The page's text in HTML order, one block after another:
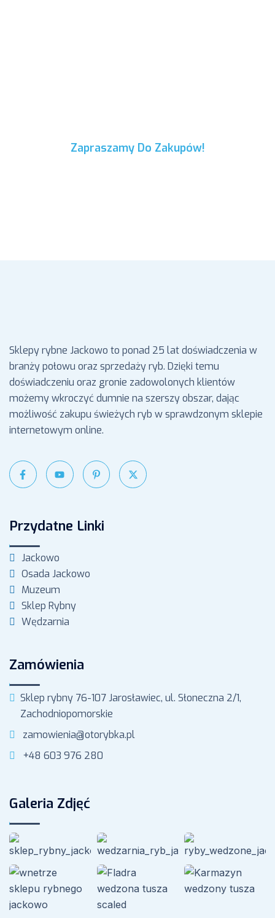
Zapraszamy Do Zakupów!
Sklepy rybne Jackowo to ponad 25 lat doświadczenia w
branży połowu oraz sprzedaży ryb. Dzięki temu
doświadczeniu oraz gronie zadowolonych klientów
możemy wkroczyć dumnie na szerszy obszar, dając
możliwość zakupu świeżych ryb w sprawdzonym sklepie
internetowym online.
Przydatne Linki
Jackowo
Osada Jackowo
Muzeum
Sklep Rybny
Wędzarnia
Zamówienia
Sklep rybny 76-107 Jarosławiec, ul. Słoneczna 2/1,
Zachodniopomorskie
zamowienia@otorybka.pl
+48 603 976 280
Galeria Zdjęć